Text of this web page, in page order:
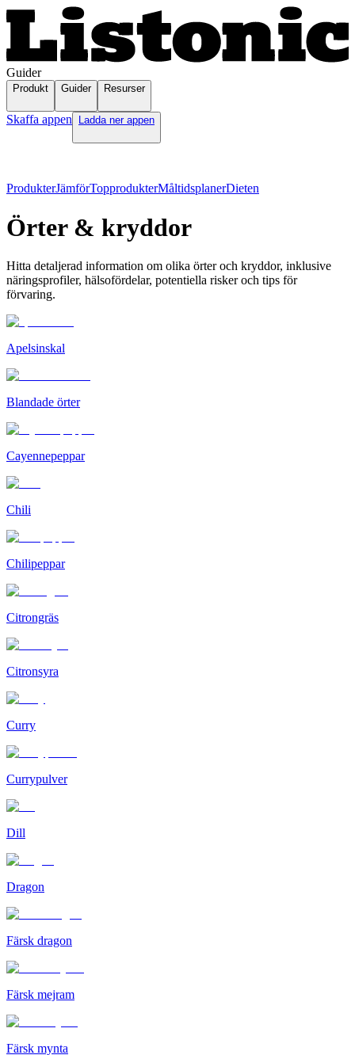
Guider
Produkt Guider Resurser
Skaffa appen Ladda ner appen
ProdukterJämförTopprodukterMåltidsplanerDieten
Örter & kryddor
Hitta detaljerad information om olika örter och kryddor, inklusive
näringsprofiler, hälsofördelar, potentiella risker och tips för
förvaring.
Apelsinskal
Blandade örter
Cayennepeppar
Chili
Chilipeppar
Citrongräs
Citronsyra
Curry
Currypulver
Dill
Dragon
Färsk dragon
Färsk mejram
Färsk mynta